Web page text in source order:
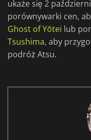
ukaże się 2
porównywarki cen,
Ghost of Yōtei lub
Tsushima, aby
podróż Atsu.